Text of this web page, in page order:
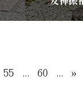
55 ... 60 ... »